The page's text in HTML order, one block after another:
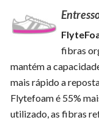
fibras
mantém a
mais rápido a
Flytefoam é 55%
utilizado, as fibras